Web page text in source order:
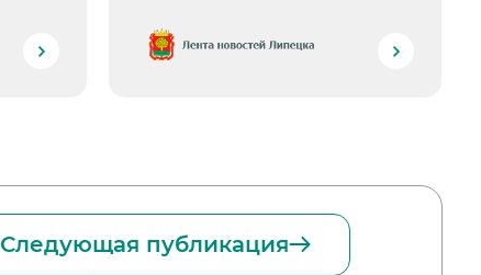
Следующая публикация